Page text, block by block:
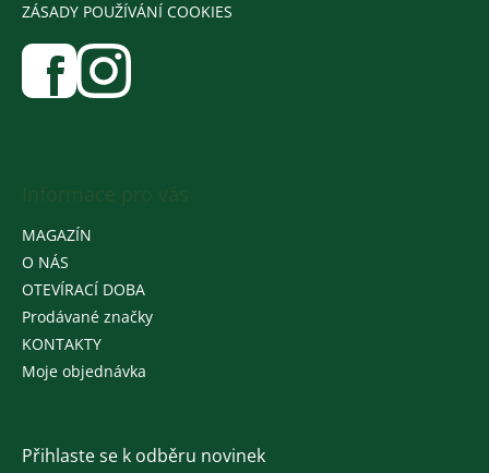
ZÁSADY POUŽÍVÁNÍ COOKIES
MAGAZÍN
O NÁS
OTEVÍRACÍ DOBA
Prodávané značky
KONTAKTY
Moje objednávka
Přihlaste se k odběru novinek